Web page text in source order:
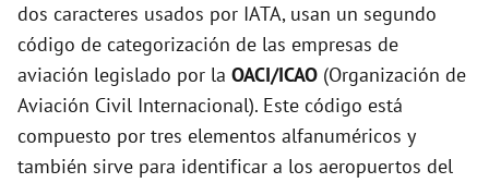
dos caracteres usados por IATA, usan un segundo
código de categorización de las empresas de
aviación legislado por la OACI/ICAO (Organización de
Aviación Civil Internacional). Este código está
compuesto por tres elementos alfanuméricos y
también sirve para identificar a los aeropuertos del